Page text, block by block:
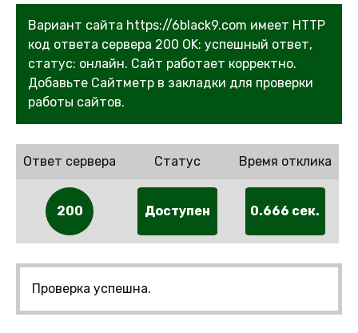
Вариант сайта https://6black9.com имеет HTTP
код ответа сервера 200 OK: успешный ответ,
статус: онлайн. Сайт работает корректно.
Добавьте Сайтметр в закладки для проверки
работы сайтов.
Ответ сервера
200
Статус
Доступен
Время отклика
0.666 сек.
Проверка успешна.